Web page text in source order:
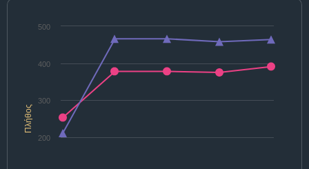
Πλήθος
200
300
400
500